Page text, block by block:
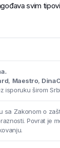
svim
, Maestro,
isporuku širom
sa Zakonom o
Povrat je